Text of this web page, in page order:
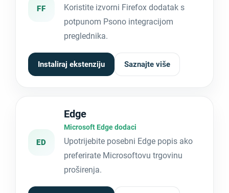
FF
Koristite izvorni Firefox dodatak s
potpunom Psono integracijom
preglednika.
Instaliraj ekstenziju Saznajte više
ED
Edge
Microsoft Edge dodaci
Upotrijebite posebni Edge popis ako
preferirate Microsoftovu trgovinu
proširenja.